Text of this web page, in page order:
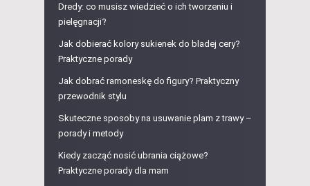
Dredy: co musisz wiedzieć o ich tworzeniu i
pielęgnacji?
Jak dobierać kolory sukienek do bladej cery?
Praktyczne porady
Jak dobrać ramoneskę do figury? Praktyczny
przewodnik stylu
Skuteczne sposoby na usuwanie plam z trawy –
porady i metody
Kiedy zacząć nosić ubrania ciążowe?
Praktyczne porady dla mam